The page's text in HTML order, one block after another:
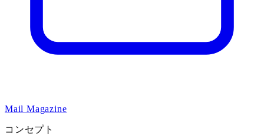
Mail Magazine
コンセプト